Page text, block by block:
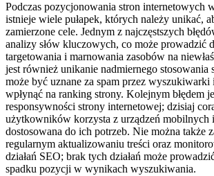
Podczas pozycjonowania stron internetowych
istnieje wiele pułapek, których należy unikać,
zamierzone cele. Jednym z najczęstszych
analizy słów kluczowych, co może prowadzić
targetowania i marnowania zasobów na
jest również unikanie nadmiernego stosowania
może być uznane za spam przez wyszukiwarki
wpłynąć na ranking strony. Kolejnym błędem
responsywności strony internetowej; dzisiaj
użytkowników korzysta z urządzeń mobilnych
dostosowana do ich potrzeb. Nie można także
regularnym aktualizowaniu treści oraz
działań SEO; brak tych działań może
spadku pozycji w wynikach wyszukiwania.